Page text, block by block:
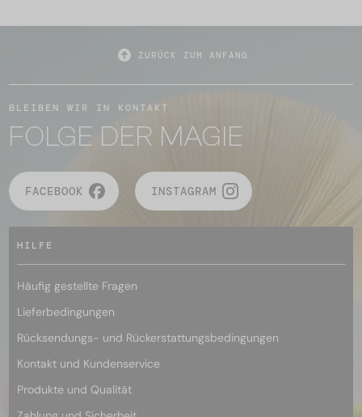
ZURÜCK ZUM ANFANG
BLEIBEN WIR IN KONTAKT
FOLGE DER MAGIE
FACEBOOK INSTAGRAM
HILFE
Häufig gestellte Fragen
Lieferbedingungen
Rücksendungs- und Rückerstattungsbedingungen
Kontakt und Kundenservice
Produkte und Qualität